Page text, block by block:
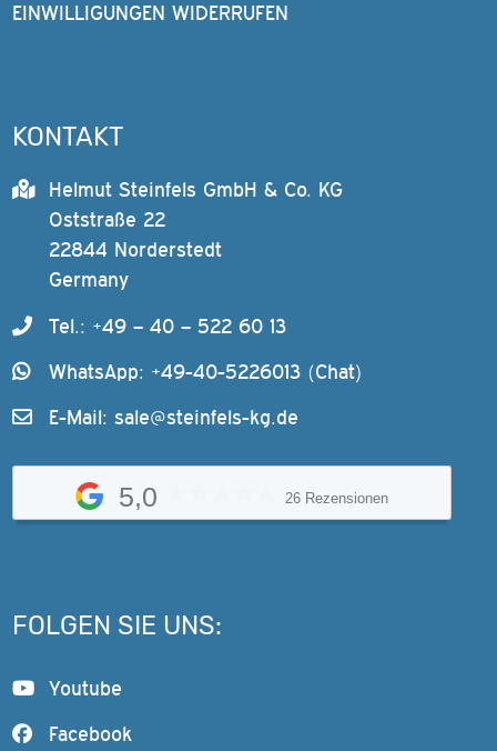
EINWILLIGUNGEN WIDERRUFEN
KONTAKT
Helmut Steinfels GmbH & Co. KG
Oststraße 22
22844 Norderstedt
Germany
Tel.: +49 – 40 – 522 60 13
WhatsApp: +49-40-5226013 (Chat)
E-Mail: sale@steinfels-kg.de
5,0 26 Rezensionen
FOLGEN SIE UNS:
Youtube
Facebook